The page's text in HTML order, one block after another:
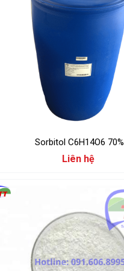
Sorbitol C6H14O6 70%
Liên hệ